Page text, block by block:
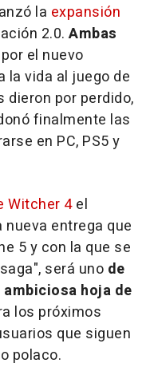
la expansión
2.0. Ambas
el nuevo
la vida al juego de
dieron por perdido,
finalmente las
en PC, PS5 y
Witcher 4el
nueva entrega que
5 y con la que se
será uno de
hoja de
los próximos
que siguen
polaco.